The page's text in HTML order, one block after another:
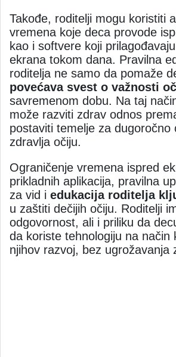
Takođe, roditelji mogu koristiti
vremena koje deca provode
kao i softvere koji
ekrana tokom dana. Pravilna
roditelja ne samo da pomaže
povećava svest o važnosti
savremenom dobu. Na taj
može razviti zdrav odnos
postaviti temelje za dugoročno
zdravlja očiju.
Ograničenje vremena ispred
prikladnih aplikacija, pravilna
za vid i edukacija roditelja
u zaštiti dečijih očiju. Roditelji
odgovornost, ali i priliku da
da koriste tehnologiju na način
njihov razvoj, bez ugrožavanja